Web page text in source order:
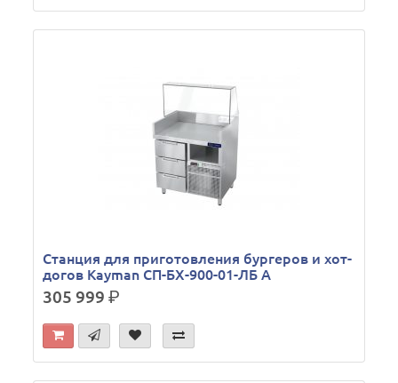
Станция для приготовления бургеров и хот-
догов Kayman СП-БХ-900-01-ЛБ А
305 999р.